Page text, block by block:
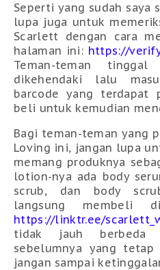
Seperti yang sudah saya
lupa juga untuk
Scarlett dengan cara
halaman ini: https://
Teman-teman
dikehendaki lalu
barcode yang terdapat
beli untuk kemudian
Bagi teman-teman yang
Loving ini, jangan lupa
memang produknya
lotion-nya ada body
scrub, dan body
langsung
https://linktr.ee/
tidak jauh berbeda
sebelumnya yang
jangan sampai